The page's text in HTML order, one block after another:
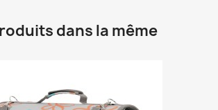
dans la même